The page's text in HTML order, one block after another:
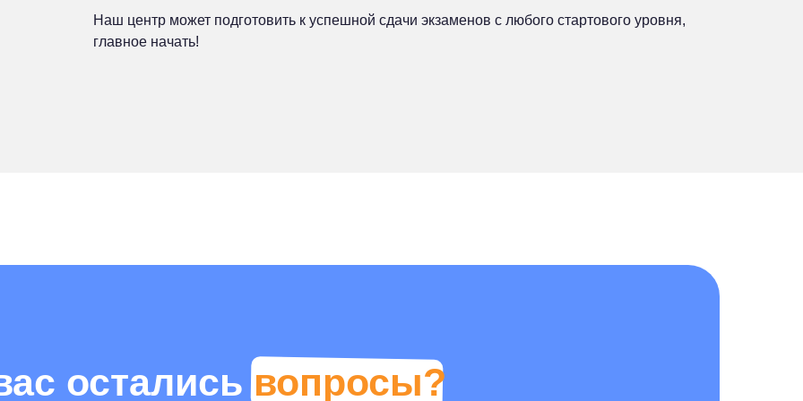
Наш центр может подготовить к успешной сдачи экзаменов с любого стартового уровня,
главное начать!
осталисьвопросы?